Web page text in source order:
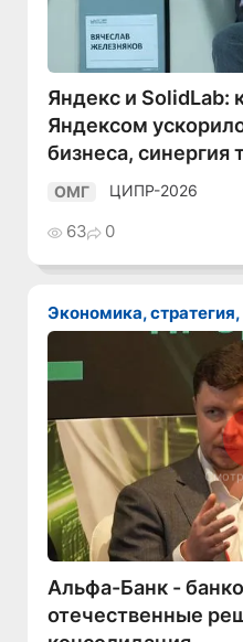
Яндекс и SolidLab:
Яндексом
бизнеса, синергия
ОМГ ЦИПР-2026
63 0
Экономика,
Альфа-Банк -
отечественные